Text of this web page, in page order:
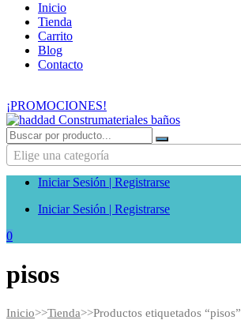
Inicio
Tienda
Carrito
Blog
Contacto
¡PROMOCIONES!
Elige una categoría
Iniciar Sesión | Registrarse
Iniciar Sesión | Registrarse
0
Etiqueta:
pisos
Inicio>>Tienda>>Productos etiquetados “pisos”